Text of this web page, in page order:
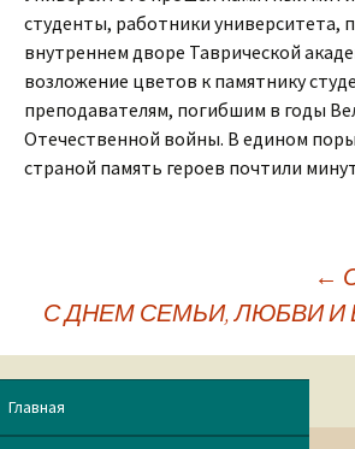
студенты, работники университета,
внутреннем дворе Таврической
возложение цветов к памятнику
преподавателям, погибшим в годы
Отечественной войны. В едином
страной память героев почтили
Навигация
по
←
С ДНЕМ СЕМЬИ, ЛЮБВИ И
Главная